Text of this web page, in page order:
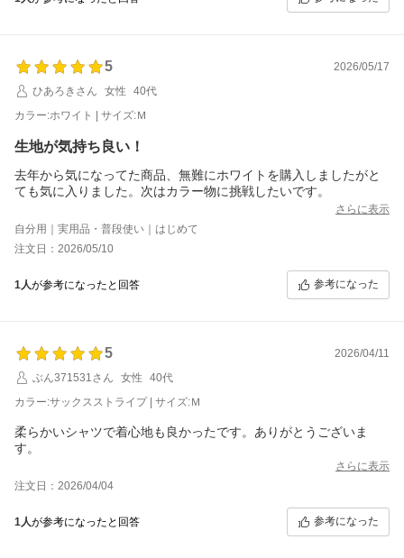
5
2026/05/17
ひあろきさん
女性
40代
カラー:ホワイト | サイズ:Ｍ
生地が気持ち良い！
去年から気になってた商品、無難にホワイトを購入しましたがと
ても気に入りました。次はカラー物に挑戦したいです。
さらに表示
自分用｜実用品・普段使い｜はじめて
注文日：2026/05/10
1人が参考になったと回答 参考になった
5
2026/04/11
ぶん371531さん
女性
40代
カラー:サックスストライプ | サイズ:Ｍ
柔らかいシャツで着心地も良かったです。ありがとうございま
す。
さらに表示
注文日：2026/04/04
1人が参考になったと回答 参考になった